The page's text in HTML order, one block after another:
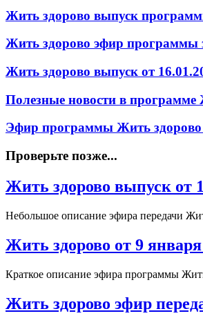
Жить здорово выпуск
Жить здорово эфир программы
Жить здорово выпуск от
Полезные новости в программе
Эфир программы Жить здорово
Проверьте позже...
Жить здорово выпуск от
Небольшое описание эфира передачи
Жить здорово от 9 января
Краткое описание эфира программы
Жить здорово эфир